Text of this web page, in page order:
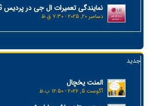
نمایندگی تعمیرات ال جی در پردیس LG...
دسامبر 20, 2025 - 7:30 ق.ظ
جدید
المنت یخچال
آگوست 5, 2026 - 12:50 ب.ظ